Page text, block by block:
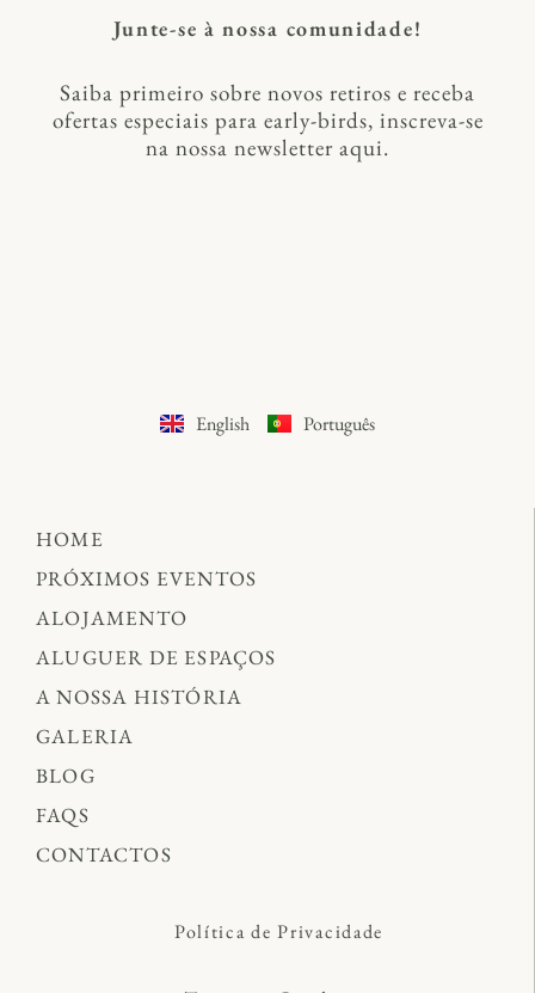
HOME
PRÓXIMOS EVENTOS
ALOJAMENTO
ALUGUER DE ESPAÇOS
A NOSSA HISTÓRIA
GALERIA
BLOG
FAQS
CONTACTOS
Política de Privacidade
Junte-se à nossa comunidade!
Saiba primeiro sobre novos retiros e receba
ofertas especiais para early-birds, inscreva-se
na nossa newsletter aqui.​
English Português